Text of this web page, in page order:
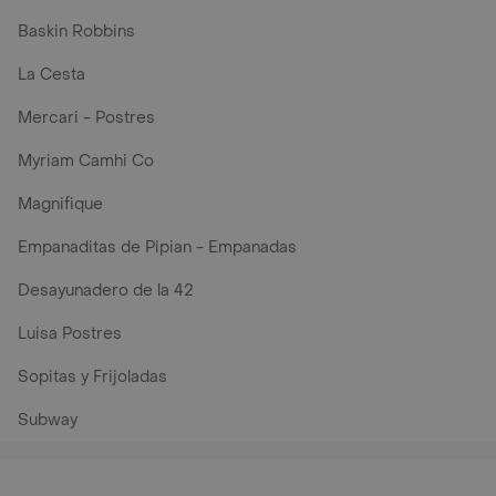
Baskin Robbins
La Cesta
Mercari - Postres
Myriam Camhi Co
Magnifique
Empanaditas de Pipian - Empanadas
Desayunadero de la 42
Luisa Postres
Sopitas y Frijoladas
Subway